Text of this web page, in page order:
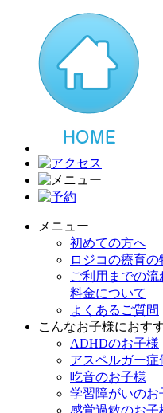
メニュー
初めての方へ
ロジコの療育の
ご利用までの流
料金について
よくあるご質問
こんなお子様におす
ADHDのお子様
アスペルガー症
吃音のお子様
学習障がいのお
感覚過敏のお子